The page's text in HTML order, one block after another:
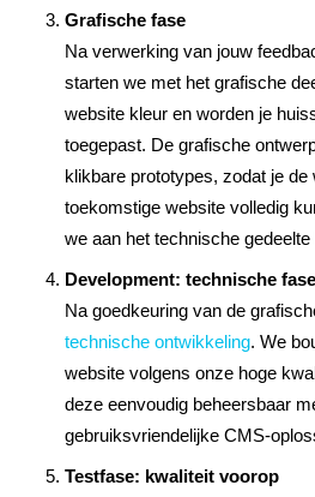
Grafische fase
Na verwerking van jouw
starten we met het grafische
website kleur en worden je
toegepast. De grafische
klikbare prototypes, zodat je de
toekomstige website volledig
we aan het technische gedeelte
Development: technische fase
Na goedkeuring van de
technische ontwikkeling. We
website volgens onze hoge
deze eenvoudig beheersbaar
gebruiksvriendelijke CMS-
Testfase: kwaliteit voorop